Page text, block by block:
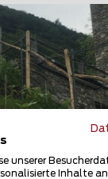
unserer
Inhalte